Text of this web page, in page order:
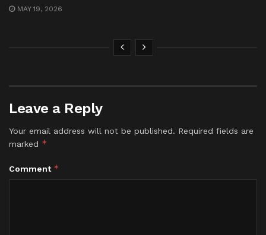
MAY 19, 2026
Leave a Reply
Your email address will not be published. Required fields are
marked *
Comment *